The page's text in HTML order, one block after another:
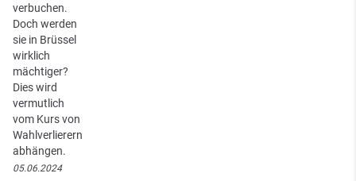
verbuchen.
Doch werden
sie in Brüssel
wirklich
mächtiger?
Dies wird
vermutlich
vom Kurs von
Wahlverlierern
abhängen.
05.06.2024